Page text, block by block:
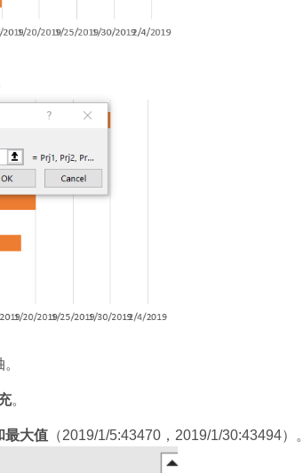
。
最大值（2019/1/5:43470，2019/1/30:43494）。